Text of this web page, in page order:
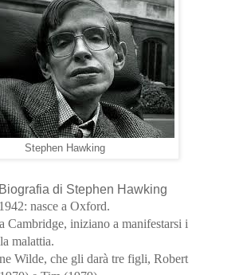
Stephen Hawking
di Stephen Hawking
nasce a Oxford.
Cambridge, iniziano a manifestarsi i
malattia.
Wilde, che gli darà tre figli, Robert